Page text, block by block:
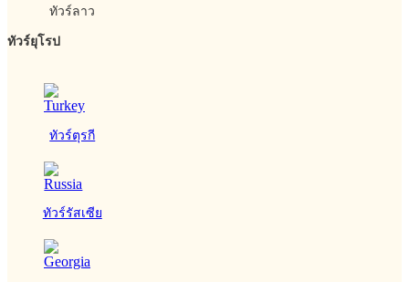
ทัวร์ลาว
ทัวร์ยุโรป
ทัวร์ตุรกี
ทัวร์รัสเซีย